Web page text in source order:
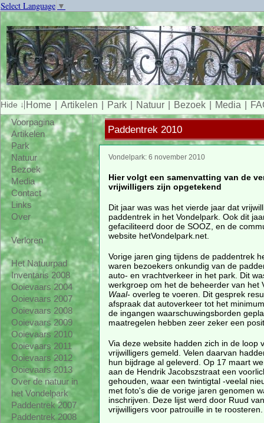
Select Language ▼
Home Artikelen Park Natuur Bezoek Media
Voorpagina
Artikelen
Park
Natuur
Bezoek
Media
Contact
Links
Over
Verloren
Het Natuurpad
Inventaris 2008
Ooievaars 2004
Ooievaars 2007
Ooievaars 2008
Ooievaars 2009
Ooievaars 2010
Ooievaars 2011
Ooievaars 2012
Ooievaars 2013
Over de natuur in
het Vondelpark
Paddentrek 2007
Paddentrek 2008
Paddentrek 2010
Vondelpark: 6 november 2010
Hier volgt een samenvatting van de
vrijwilligers zijn opgetekend
Dit jaar was was het vierde jaar dat
paddentrek in het Vondelpark. Ook dit
gefaciliteerd door de SOOZ, en de
website hetVondelpark.net.
Vorige jaren ging tijdens de paddentrek
waren bezoekers onkundig van de
auto- en vrachtverkeer in het park. Dit
werkgroep om het de beheerder van het
Waal- overleg te voeren. Dit gesprek
afspraak dat autoverkeer tot het
de ingangen waarschuwingsborden
maatregelen hebben zeer zeker een
Via deze website hadden zich in de loop
vrijwilligers gemeld. Velen daarvan
hun bijdrage al geleverd. Op 17 maart
aan de Hendrik Jacobszstraat een
gehouden, waar een twintigtal -veelal
met foto's die de vorige jaren genomen
inschrijven. Deze lijst werd door Ruud
vrijwilligers voor patrouille in te roosteren.